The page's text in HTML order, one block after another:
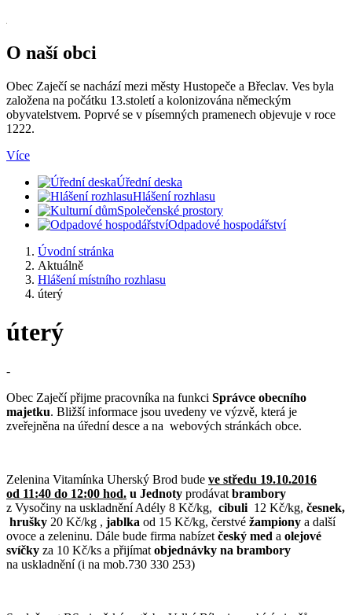
O naší obci
Obec Zaječí se nachází mezi městy Hustopeče a Břeclav. Ves byla
založena na počátku 13.století a kolonizována německým
obyvatelstvem. Poprvé se v písemných pramenech objevuje v roce
1222.
Více
Úřední deska
Hlášení rozhlasu
Společenské prostory
Odpadové hospodářství
Úvodní stránka
Aktuálně
Hlášení místního rozhlasu
úterý
úterý
-
Obec Zaječí přijme pracovníka na funkci Správce obecního
majetku. Bližší informace jsou uvedeny ve výzvě, která je
zveřejněna na úřední desce a na webových stránkách obce.
Zelenina Vitamínka Uherský Brod bude ve středu 19.10.2016
od 11:40 do 12:00 hod. u Jednoty prodávat brambory
z Vysočiny na uskladnění Adély 8 Kč/kg, cibuli 12 Kč/kg, česnek,
hrušky 20 Kč/kg , jablka od 15 Kč/kg, čerstvé žampiony a další
ovoce a zeleninu. Dále bude firma nabízet český med a olejové
svíčky za 10 Kč/ks a přijímat objednávky na brambory
na uskladnění (i na mob.730 330 253)